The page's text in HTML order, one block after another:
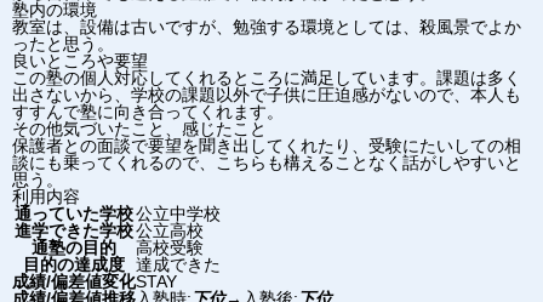
塾内の環境
教室は、設備は古いですが、勉強する環境としては、殺風景でよか
ったと思う。
良いところや要望
この塾の個人対応してくれるところに満足しています。課題は多く
出さないから、学校の課題以外で子供に圧迫感がないので、本人も
すすんで塾に向き合ってくれます。
その他気づいたこと、感じたこと
保護者との面談で要望を聞き出してくれたり、受験にたいしての相
談にも乗ってくれるので、こちらも構えることなく話がしやすいと
思う。
利用内容
通っていた学校公立中学校
進学できた学校公立高校
通塾の目的
高校受験
目的の達成度 達成できた
成績/偏差値変化STAY